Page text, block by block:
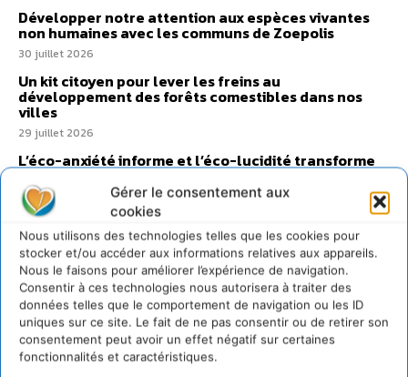
Gérer le consentement aux
cookies
Nous utilisons des technologies telles que les cookies pour
stocker et/ou accéder aux informations relatives aux appareils.
Nous le faisons pour améliorer l’expérience de navigation.
Consentir à ces technologies nous autorisera à traiter des
données telles que le comportement de navigation ou les ID
uniques sur ce site. Le fait de ne pas consentir ou de retirer son
consentement peut avoir un effet négatif sur certaines
fonctionnalités et caractéristiques.
Développer notre attention aux espèces vivantes
non humaines avec les communs de Zoepolis
30 juillet 2026
Un kit citoyen pour lever les freins au
développement des forêts comestibles dans nos
villes
29 juillet 2026
L’éco-anxiété informe et l’éco-lucidité transforme
28 juillet 2026
7 indicateurs pour des villes résilientes et durables,
adaptées au changement climatique
27 juillet 2026